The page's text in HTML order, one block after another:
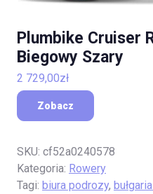
Plumbike Cruiser
Biegowy Szary
2 729,00zł
Zobacz
SKU: cf52a0240578
Kategoria: Rowery
Tagi: biura podrozy,